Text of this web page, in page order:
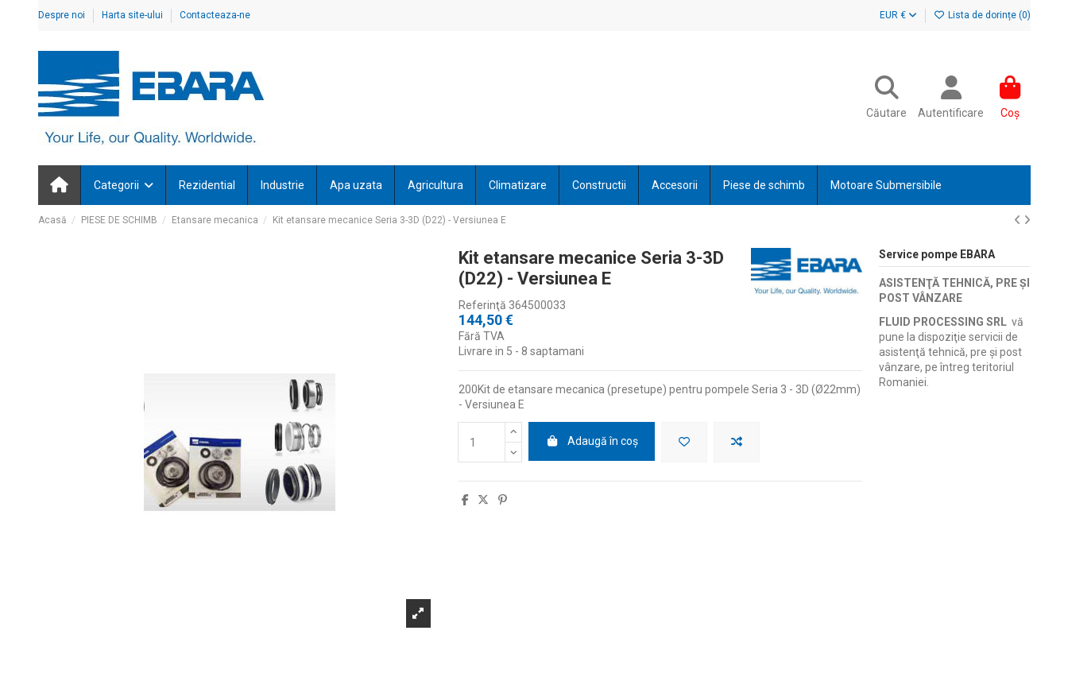
Despre noi Harta site-ului Contacteaza-ne EUR € Lista de dorințe (0)
Căutare Autentificare Coș
Categorii Rezidential Industrie Apa uzata Agricultura Climatizare Constructii Accesorii Piese de schimb Motoare Submersibile
Acasă PIESE DE SCHIMB Etansare mecanica Kit etansare mecanice Seria 3-3D (D22) - Versiunea E
Kit etansare mecanice Seria 3-3D
(D22) - Versiunea E
Referinţă 364500033
144,50 €
Fără TVA
Livrare in 5 - 8 saptamani
200Kit de etansare mecanica (presetupe) pentru pompele Seria 3 - 3D (Ø22mm)
- Versiunea E
Adaugă în coș
Service pompe EBARA
ASISTENŢĂ TEHNICĂ, PRE ŞI
POST VÂNZARE
FLUID PROCESSING SRLvă
pune la dispoziţie servicii de
asistenţă tehnică, pre şi post
vânzare, pe întreg teritoriul
Romaniei.